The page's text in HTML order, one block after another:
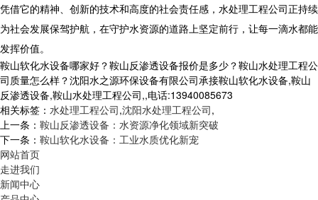
凭借它的精神、创新的技术和高度的社会责任感，水处理工程公司正持续
为社会发展保驾护航，在守护水资源的道路上坚定前行，让每一滴水都能
发挥价值。
鞍山软化水设备哪家好？鞍山反渗透设备报价是多少？鞍山水处理工程公
司质量怎么样？沈阳水之源环保设备有限公司承接鞍山软化水设备,鞍山
反渗透设备,鞍山水处理工程公司,,电话:13940085673
相关标签： 水处理工程公司,沈阳水处理工程公司,
上一条： 鞍山反渗透设备：水资源净化领域新突破
下一条： 鞍山软化水设备：工业水质优化新宠
网站首页
走进我们
新闻中心